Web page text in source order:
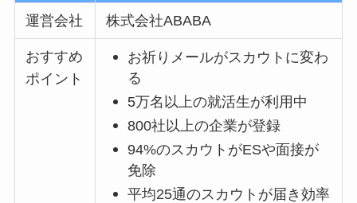
運営会社 株式会社ABABA
おすすめ
ポイント
お祈りメールがスカウトに変わ
る
5万名以上の就活生が利用中
800社以上の企業が登録
94%のスカウトがESや面接が
免除
平均25通のスカウトが届き効率